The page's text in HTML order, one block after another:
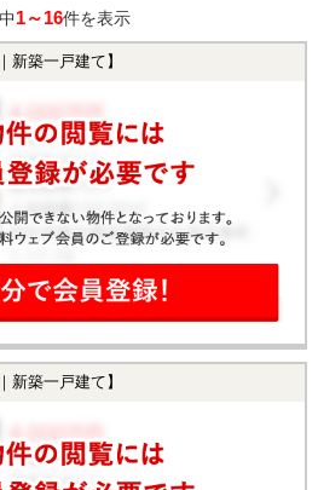
1～16件を表示
新築一戸建て】
新築一戸建て】